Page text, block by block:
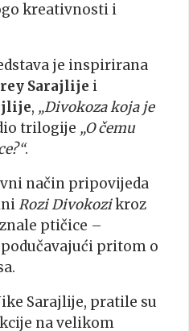
kreativnosti i
je inspirirana
Sarajlije i
, „Divokoza koja je
trilogije „O čemu
.
način pripovijeda
Rozi Divokozikroz
ptičice –
podučavajući pritom o
Sarajlije, pratile su
na velikom